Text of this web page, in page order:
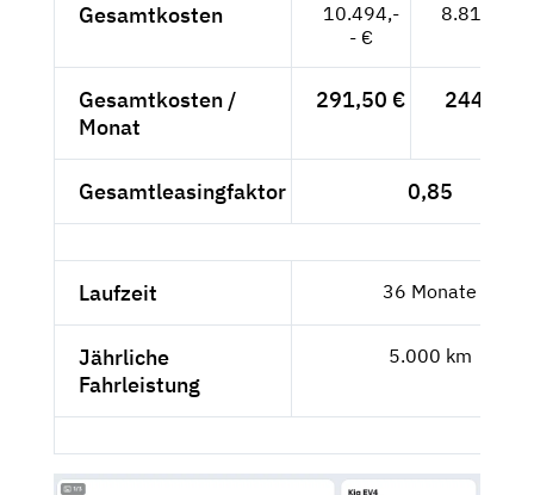
Gesamtkosten
10.494,-
- €
8.818,49
Gesamtkosten /
Monat
291,50 € 244,96 €
Gesamtleasingfaktor 0,85
Laufzeit 36 Monate
Jährliche
Fahrleistung
5.000 km